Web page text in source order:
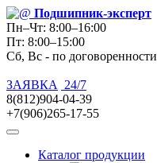
Подшипник-эксперт
Пн–Чт: 8:00–16:00
Пт: 8:00–15:00
Сб, Вс - по договоренности
ЗАЯВКА
24/7
8(812)904-04-39
+7(906)265-17-55
Каталог продукции